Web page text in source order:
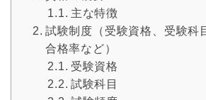
主な特徴
試験制度（受験資格、受験科
合格率など）
受験資格
試験科目